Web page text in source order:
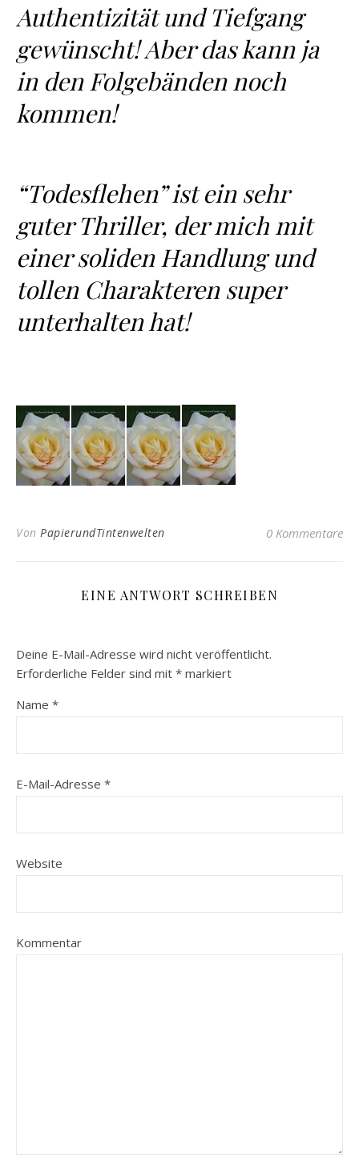
Authentizität und Tiefgang
gewünscht! Aber das kann ja
in den Folgebänden noch
kommen!
“Todesflehen” ist ein sehr
guter Thriller, der mich mit
einer soliden Handlung und
tollen Charakteren super
unterhalten hat!
Von PapierundTintenwelten 0 Kommentare
EINE ANTWORT SCHREIBEN
Deine E-Mail-Adresse wird nicht veröffentlicht.
Erforderliche Felder sind mit * markiert
Name *
E-Mail-Adresse *
Website
Kommentar